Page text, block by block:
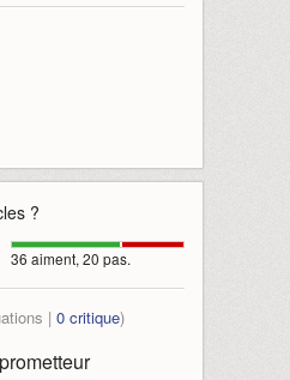
?
36 aiment, 20 pas.
| 0critique)